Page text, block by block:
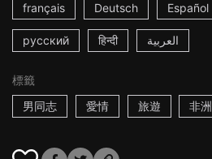
français Deutsch Español
русский हिन्दी العربية
標籤
男同志
愛情 旅遊 非洲